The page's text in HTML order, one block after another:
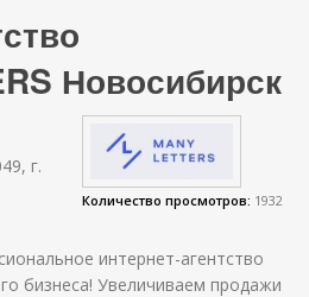
Новосибирск
Количество просмотров: 1932
г.
интернет-агентство
бизнеса! Увеличиваем продажи